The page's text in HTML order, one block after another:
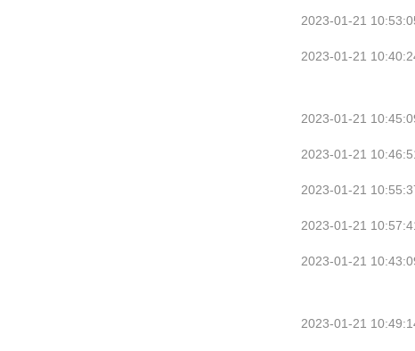
2023-01-21
2023-01-21
2023-01-21
2023-01-21
2023-01-21
2023-01-21
2023-01-21
2023-01-21